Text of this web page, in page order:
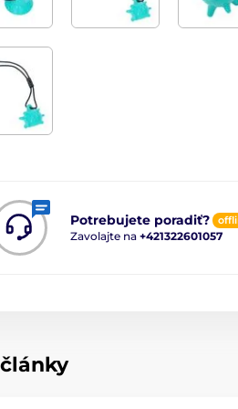
Potrebujete poradiť?
Zavolajte na +421322601057